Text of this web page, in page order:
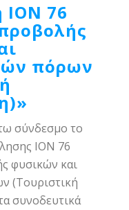
ΙΟΝ 76
πόρων
σύνδεσμο το
ΙΟΝ 76
φυσικών και
(Τουριστική
συνοδευτικά